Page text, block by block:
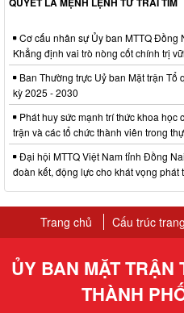
Cơ cấu nhân sự Ủy ban MTTQ Đồng
Khẳng định vai trò nòng cốt chính trị
Ban Thường trực Uỷ ban Mặt trận
kỳ 2025 - 2030
Phát huy sức mạnh trí thức khoa học
trận và các tổ chức thành viên trong
Đại hội MTTQ Việt Nam tỉnh Đồng
đoàn kết, động lực cho khát vọng phát
Trang chủ Cấu trúc trang
ỦY BAN MẶT TRẬN
THÀNH